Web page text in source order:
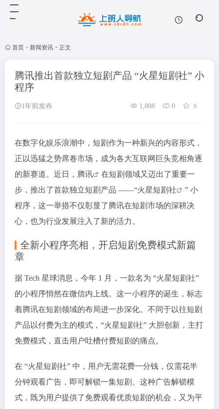
首页 • 新闻资讯 • 正文
腾讯推出首款独立短剧产品 “火星短剧社” 小
程序
1年前发布 1,808 0 0
在数字化娱乐浪潮中，短剧作为一种新兴的内容形式，
正以迅猛之势席卷市场，成为各大互联网巨头竞相角逐
的新赛道。近日， 腾讯
在短剧领域又迈出了重要一
步，推出了首款独立短剧产品 ——“火星短剧社
” 小
程序，这一举措不仅彰显了腾讯在短剧市场的深耕决
心，也为行业发展注入了新的活力。
全新小程序亮相，开启短剧免费模式新篇
章
据 Tech 星球消息，今年 1 月，一款名为 “火星短剧社”
的小程序悄然在微信内上线。这一小程序的诞生，标志
着腾讯在短剧领域的布局进一步深化。不同于以往短剧
产品以付费为主的模式，“火星短剧社” 大胆创新，主打
免费模式，直击用户吐槽付费短剧的痛点。
在 “火星短剧社” 中，用户无需花费一分钱，仅需花半
分钟观看广告，即可解锁一集短剧。这种广告解锁模
式，既为用户提供了免费观看优质短剧的机会，又为平